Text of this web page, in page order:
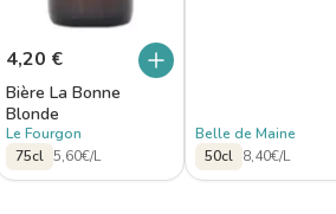
4,20 €
Bière La Bonne
Blonde
Le Fourgon
75cl 5,60€/L
Belle de Maine
50cl 8,40€/L